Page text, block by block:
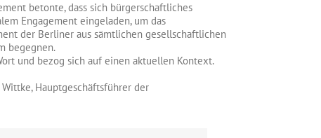
betonte, dass sich bürgerschaftliches
Engagement eingeladen, um das
der Berliner aus sämtlichen gesellschaftlichen
begegnen.
und bezog sich auf einen aktuellen Kontext.
Hauptgeschäftsführer der